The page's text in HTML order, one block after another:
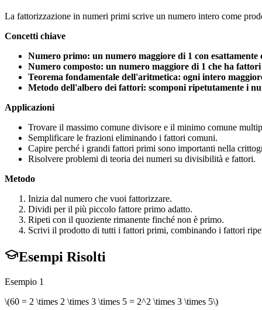
La fattorizzazione in numeri primi scrive un numero intero come
Concetti chiave
Numero primo: un numero maggiore di 1 con esattamente
Numero composto: un numero maggiore di 1 che ha fattori
Teorema fondamentale dell'aritmetica: ogni intero
Metodo dell'albero dei fattori: scomponi ripetutamente i
Applicazioni
Trovare il massimo comune divisore e il minimo comune
Semplificare le frazioni eliminando i fattori comuni.
Capire perché i grandi fattori primi sono importanti nella
Risolvere problemi di teoria dei numeri su divisibilità e fattori.
Metodo
Inizia dal numero che vuoi fattorizzare.
Dividi per il più piccolo fattore primo adatto.
Ripeti con il quoziente rimanente finché non è primo.
Scrivi il prodotto di tutti i fattori primi, combinando i fattori
Esempi Risolti
Esempio 1
\(60 = 2 \times 2 \times 3 \times 5 = 2^2 \times 3 \times 5\)